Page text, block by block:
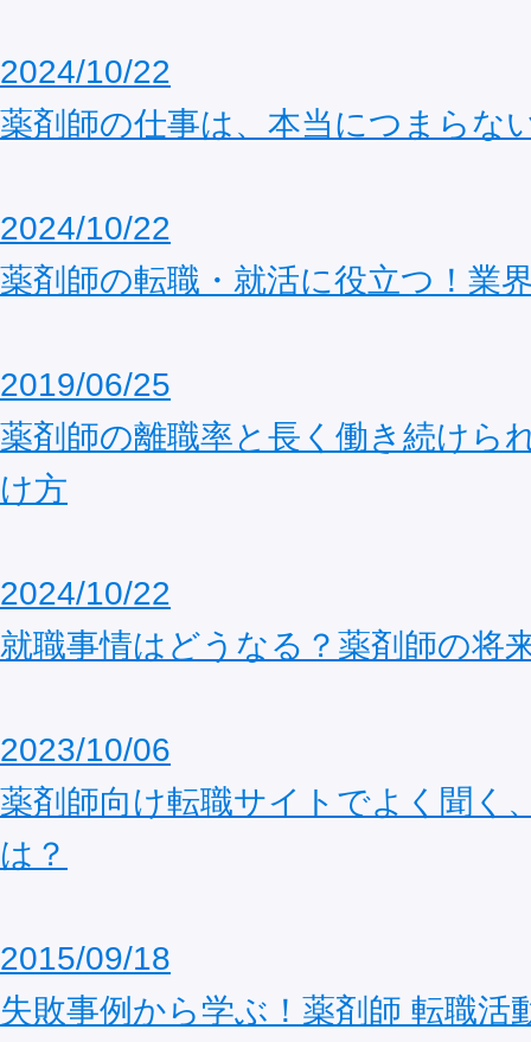
2024/10/22
薬剤師の仕事は、本当につまらな
2024/10/22
薬剤師の転職・就活に役立つ！業
2019/06/25
薬剤師の離職率と長く働き続けら
け方
2024/10/22
就職事情はどうなる？薬剤師の将
2023/10/06
薬剤師向け転職サイトでよく聞く
は？
2015/09/18
失敗事例から学ぶ！薬剤師 転職活